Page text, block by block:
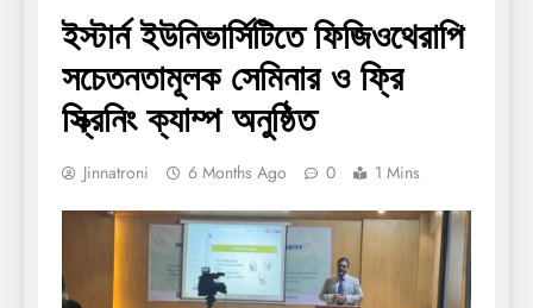
ইস্টার্ন ইউনিভার্সিটিতে ফিজিওথেরাপি
সচেতনতামূলক সেমিনার ও ফ্রি
স্ক্রিনিং ক্যাম্প অনুষ্ঠিত
Jinnatroni 6 Months Ago 0 1 Mins